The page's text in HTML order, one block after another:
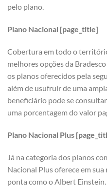
pelo plano.
Plano Nacional [page_title]
Cobertura em todo o
melhores opções da
os planos oferecidos pela
além de usufruir de uma
beneficiário pode se
uma porcentagem do valor
Plano Nacional Plus
Já na categoria dos planos
Nacional Plus oferece em
ponta como o Albert